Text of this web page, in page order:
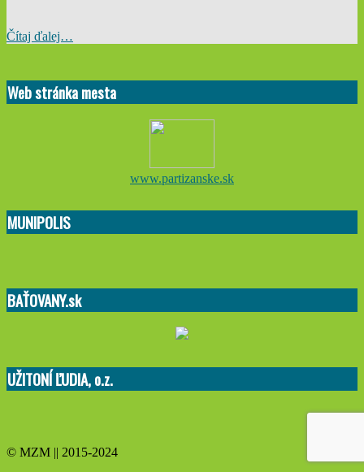
Čítaj ďalej…
03-
03
Web stránka mesta
www.partizanske.sk
MUNIPOLIS
BAŤOVANY.sk
UŽITONÍ ĽUDIA, o.z.
© MZM || 2015-2024